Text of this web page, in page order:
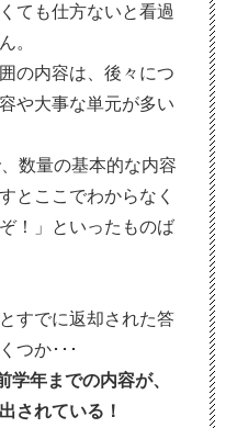
ても仕方ないと看過
。
の内容は、後々につ
や大事な単元が多い
数量の基本的な内容
とここでわからなく
！」といったものば
すでに返却された答
つか･･･
学年までの内容が、
されている！